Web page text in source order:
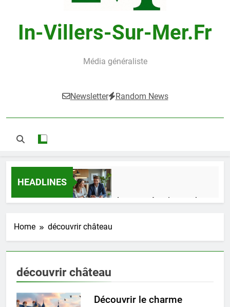
In-Villers-Sur-Mer.fr
Média généraliste
Newsletter Random News
HEADLINES
Guide complet pour réussir un achat
1 Semaine Ago
impact dans le domaine médical
4 Mois Ago
Home découvrir château
découvrir château
Découvrir le charme